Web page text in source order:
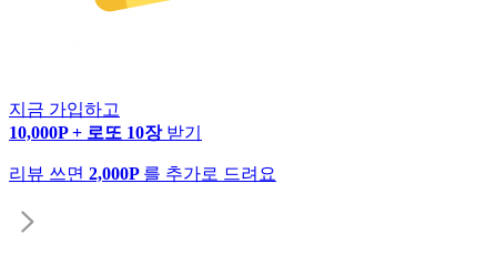
지금 가입하고
10,000P + 로또 10장 받기
리뷰 쓰면 2,000P 를 추가로 드려요